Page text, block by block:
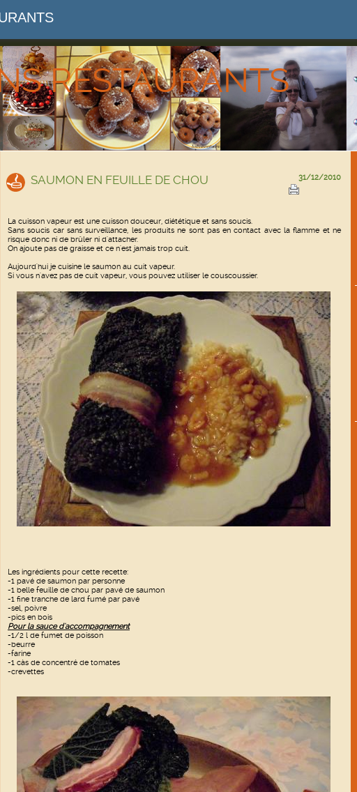
RESTAURANTS
SAUMON EN FEUILLE DE CHOU 31/12/2010
La cuisson vapeur est une cuisson douceur, diététique et sans soucis.
Sans soucis car sans surveillance, les produits ne sont pas en contact avec la flamme et ne
risque donc ni de brûler ni d'attacher.
On ajoute pas de graisse et ce n'est jamais trop cuit.
Aujourd'hui je cuisine le saumon au cuit vapeur.
Si vous n'avez pas de cuit vapeur, vous pouvez utiliser le couscoussier.
Les ingrédients pour cette recette:
-1 pavé de saumon par personne
-1 belle feuille de chou par pavé de saumon
-1 fine tranche de lard fumé par pavé
-sel, poivre
-pics en bois
Pour la sauce d'accompagnement
-1/2 l de fumet de poisson
-beurre
-farine
-1 càs de concentré de tomates
-crevettes